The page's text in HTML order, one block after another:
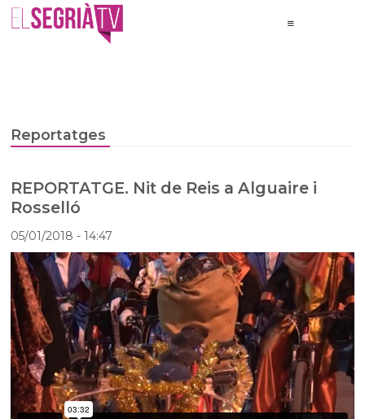
Reportatges
REPORTATGE. Nit de Reis a Alguaire i
Rosselló
05/01/2018- 14:47